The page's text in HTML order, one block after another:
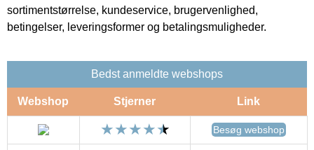
sortimentstørrelse, kundeservice, brugervenlighed,
betingelser, leveringsformer og betalingsmuligheder.
Bedst anmeldte webshops
Webshop Stjerner Link
Besøg webshop